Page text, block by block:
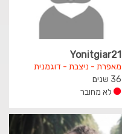
Yonitgiar21
מאפרת - ניצבת - דוגמנית
36 שנים
לא מחובר